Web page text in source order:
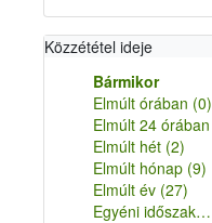
Közzététel ideje
Bármikor
Elmúlt órában (0)
Elmúlt 24 órában
Elmúlt hét (2)
Elmúlt hónap (9)
Elmúlt év (27)
Egyéni időszak…